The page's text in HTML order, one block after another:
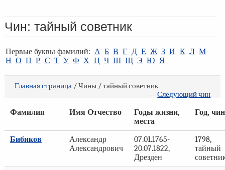
Чин: тайный советник
Первые буквы фамилий: А Б В Г Д Е Ж З И К Л М
Н О П Р С Т У Ф Х Ц Ч Ш Щ Э Ю Я
Главная страница/ Чины / тайный советник
—Следующий чин
Фамилия Имя Отчество
Годы жизни,
места
Год, чин
Бибиков
Александр
Александрович
07.01.1765-
20.07.1822,
Дрезден
1798,
тайный